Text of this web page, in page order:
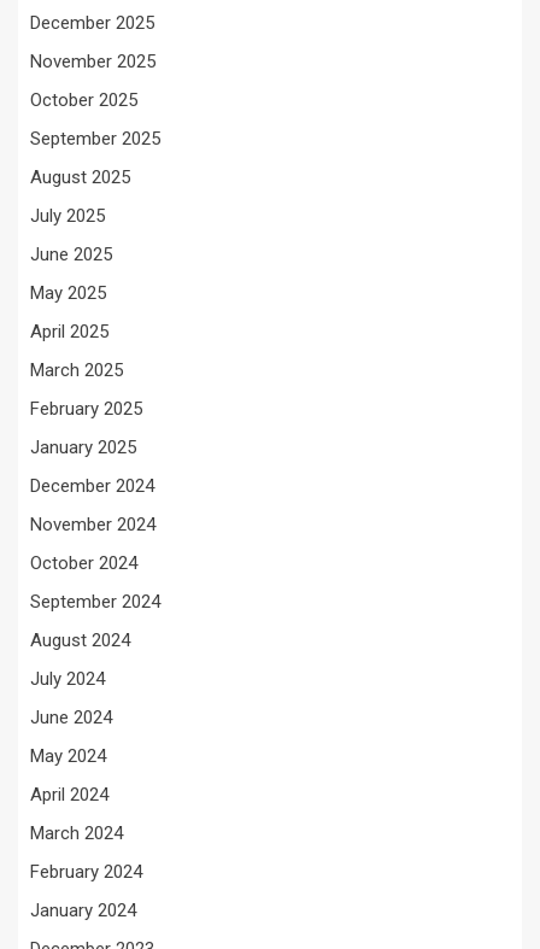
December 2025
November 2025
October 2025
September 2025
August 2025
July 2025
June 2025
May 2025
April 2025
March 2025
February 2025
January 2025
December 2024
November 2024
October 2024
September 2024
August 2024
July 2024
June 2024
May 2024
April 2024
March 2024
February 2024
January 2024